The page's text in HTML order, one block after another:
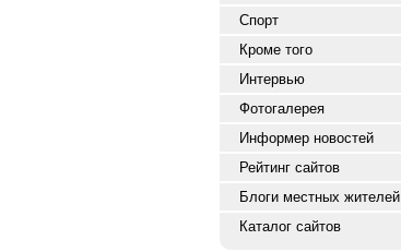
Спорт
Кроме того
Интервью
Фотогалерея
Информер новостей
Рейтинг сайтов
Блоги местных жителей
Каталог сайтов